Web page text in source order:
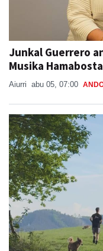
Junkal Guerrero
Musika
Aiurri abu 05, 07:00